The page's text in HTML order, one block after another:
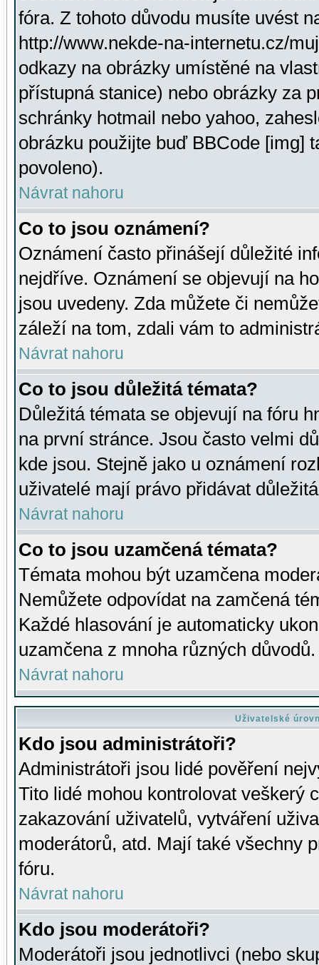
fóra. Z tohoto důvodu musíte uvést
http://www.nekde-na-internetu.cz/
odkazy na obrázky umístěné na
přístupná stanice) nebo obrázky za
schránky hotmail nebo yahoo,
obrázku použijte buď BBCode [img]
povoleno).
Návrat nahoru
Co to jsou oznámení?
Oznámení často přinášejí důležité
nejdříve. Oznámení se objevují na
jsou uvedeny. Zda můžete či
záleží na tom, zdali vám to
Návrat nahoru
Co to jsou důležitá témata?
Důležitá témata se objevují na fóru
na první stránce. Jsou často velmi
kde jsou. Stejně jako u oznámení
uživatelé mají právo přidávat
Návrat nahoru
Co to jsou uzamčená témata?
Témata mohou být uzamčena
Nemůžete odpovídat na zamčená
Každé hlasování je automaticky
uzamčena z mnoha různých důvodů.
Návrat nahoru
Uživatelské
Kdo jsou administrátoři?
Administrátoři jsou lidé pověření
Tito lidé mohou kontrolovat veškerý
zakazování uživatelů, vytváření
moderátorů, atd. Mají také všechny
fóru.
Návrat nahoru
Kdo jsou moderátoři?
Moderátoři jsou jednotlivci (nebo